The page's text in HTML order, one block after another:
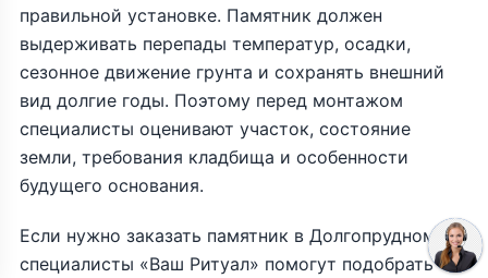
правильной установке. Памятник должен
выдерживать перепады температур, осадки,
сезонное движение грунта и сохранять внешний
вид долгие годы. Поэтому перед монтажом
специалисты оценивают участок, состояние
земли, требования кладбища и особенности
будущего основания.
Если нужно заказать памятник в Долгопрудном,
специалисты «Ваш Ритуал» помогут подобрать